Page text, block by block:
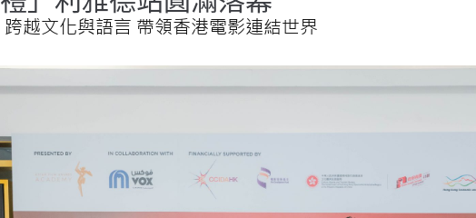
越文化與語言 帶領香港電影連結世界